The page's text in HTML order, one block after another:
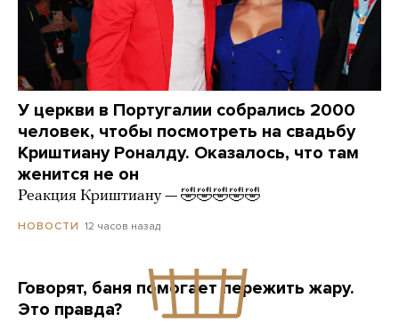
У церкви в Португалии собрались 2000
человек, чтобы посмотреть на свадьбу
Криштиану Роналду. Оказалось, что там
женится не он
Реакция Криштиану — 🤣🤣🤣🤣🤣
НОВОСТИ 12 часов назад
Говорят, баня помогает пережить жару.
Это правда?